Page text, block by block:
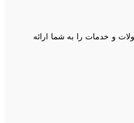
و خدمات را به شما ارائه